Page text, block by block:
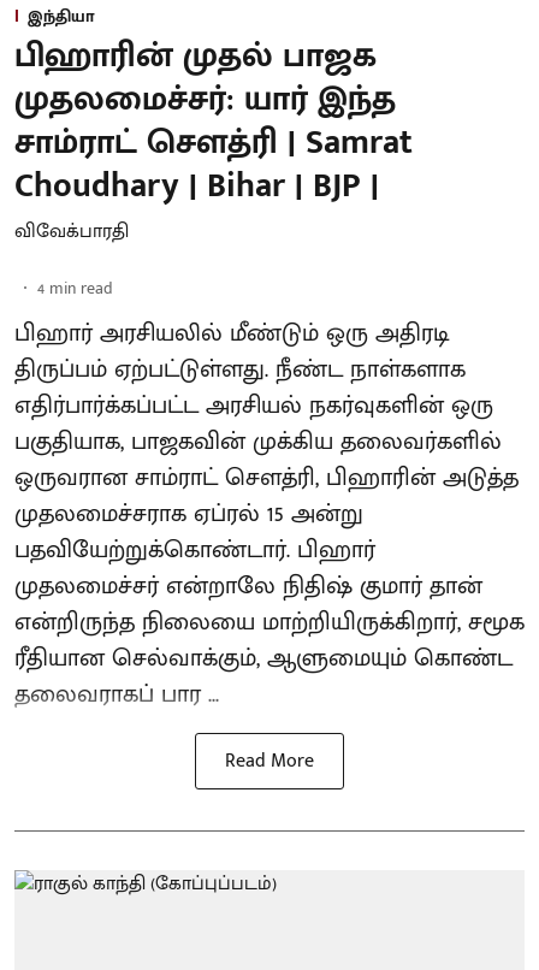
இந்தியா
பிஹாரின் முதல் பாஜக
முதலமைச்சர்: யார் இந்த
சாம்ராட் சௌத்ரி | Samrat
Choudhary | Bihar | BJP |
விவேக்பாரதி
4 min read
பிஹார் அரசியலில் மீண்டும் ஒரு அதிரடி
திருப்பம் ஏற்பட்டுள்ளது. நீண்ட நாள்களாக
எதிர்பார்க்கப்பட்ட அரசியல் நகர்வுகளின் ஒரு
பகுதியாக, பாஜகவின் முக்கிய தலைவர்களில்
ஒருவரான சாம்ராட் சௌத்ரி, பிஹாரின் அடுத்த
முதலமைச்சராக ஏப்ரல் 15 அன்று
பதவியேற்றுக்கொண்டார். பிஹார்
முதலமைச்சர் என்றாலே நிதிஷ் குமார் தான்
என்றிருந்த நிலையை மாற்றியிருக்கிறார், சமூக
ரீதியான செல்வாக்கும், ஆளுமையும் கொண்ட
தலைவராகப் பார ...
Read More